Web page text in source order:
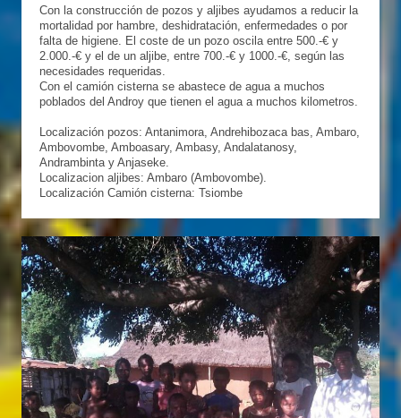
Con la construcción de pozos y aljibes ayudamos a reducir la
mortalidad por hambre, deshidratación, enfermedades o por
falta de higiene. El coste de un pozo oscila entre 500.-€ y
2.000.-€ y el de un aljibe, entre 700.-€ y 1000.-€, según las
necesidades requeridas.
Con el camión cisterna se abastece de agua a muchos
poblados del Androy que tienen el agua a muchos kilometros.
Localización pozos: Antanimora, Andrehibozaca bas, Ambaro,
Ambovombe, Amboasary, Ambasy, Andalatanosy,
Andrambinta y Anjaseke.
Localizacion aljibes: Ambaro (Ambovombe).
Localización Camión cisterna: Tsiombe